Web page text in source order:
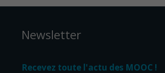
Newsletter
Recevez toute l'actu des MOOC !